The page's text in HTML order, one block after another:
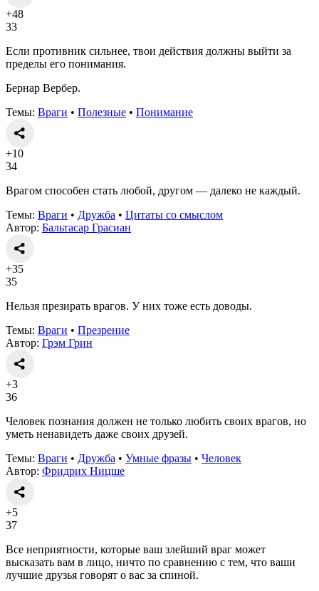
+48
33
Если противник сильнее, твои действия должны выйти за
пределы его понимания.
Бернар Вербер.
Темы: Враги • Полезные • Понимание
+10
34
Врагом способен стать любой, другом — далеко не каждый.
Темы: Враги • Дружба • Цитаты со смыслом
Автор: Бальтасар Грасиан
+35
35
Нельзя презирать врагов. У них тоже есть доводы.
Темы: Враги • Презрение
Автор: Грэм Грин
+3
36
Человек познания должен не только любить своих врагов, но
уметь ненавидеть даже своих друзей.
Темы: Враги • Дружба • Умные фразы • Человек
Автор: Фридрих Ницше
+5
37
Все неприятности, которые ваш злейший враг может
высказать вам в лицо, ничто по сравнению с тем, что ваши
лучшие друзья говорят о вас за спиной.